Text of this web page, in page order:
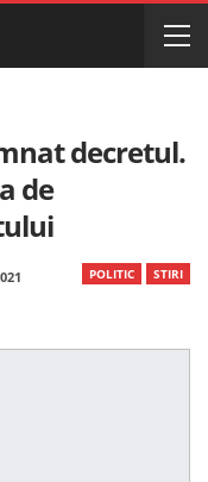
decretul.
de
POLITIC STIRI